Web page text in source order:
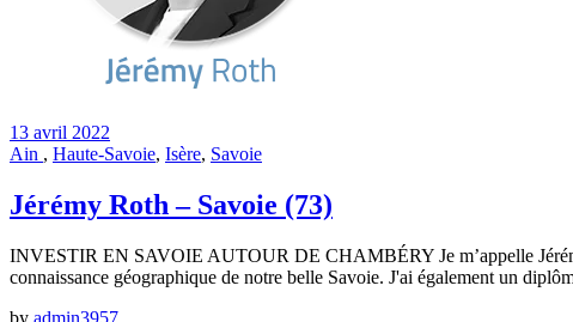
13 avril 2022
Ain , Haute-Savoie, Isère, Savoie
Jérémy Roth – Savoie (73)
INVESTIR EN SAVOIE AUTOUR DE CHAMBÉRY Je m’appelle
connaissance géographique de notre belle Savoie. J'ai également un
by admin3957